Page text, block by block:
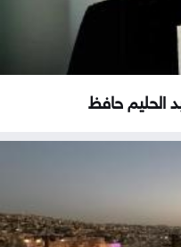
الحليم حافظ